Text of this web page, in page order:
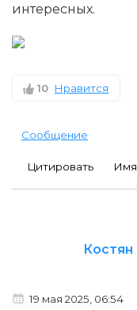
интересных.
10 Нравится
Сообщение
Цитировать Имя
Костян
19 мая 2025, 06:54